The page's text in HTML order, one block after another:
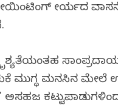
ವೀರ್ಯದ
ಮುಗ್ಧ ಮನಸಿನ